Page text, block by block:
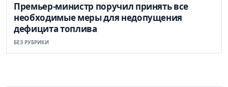
Премьер-министр поручил принять все
необходимые меры для недопущения
дефицита топлива
БЕЗ РУБРИКИ